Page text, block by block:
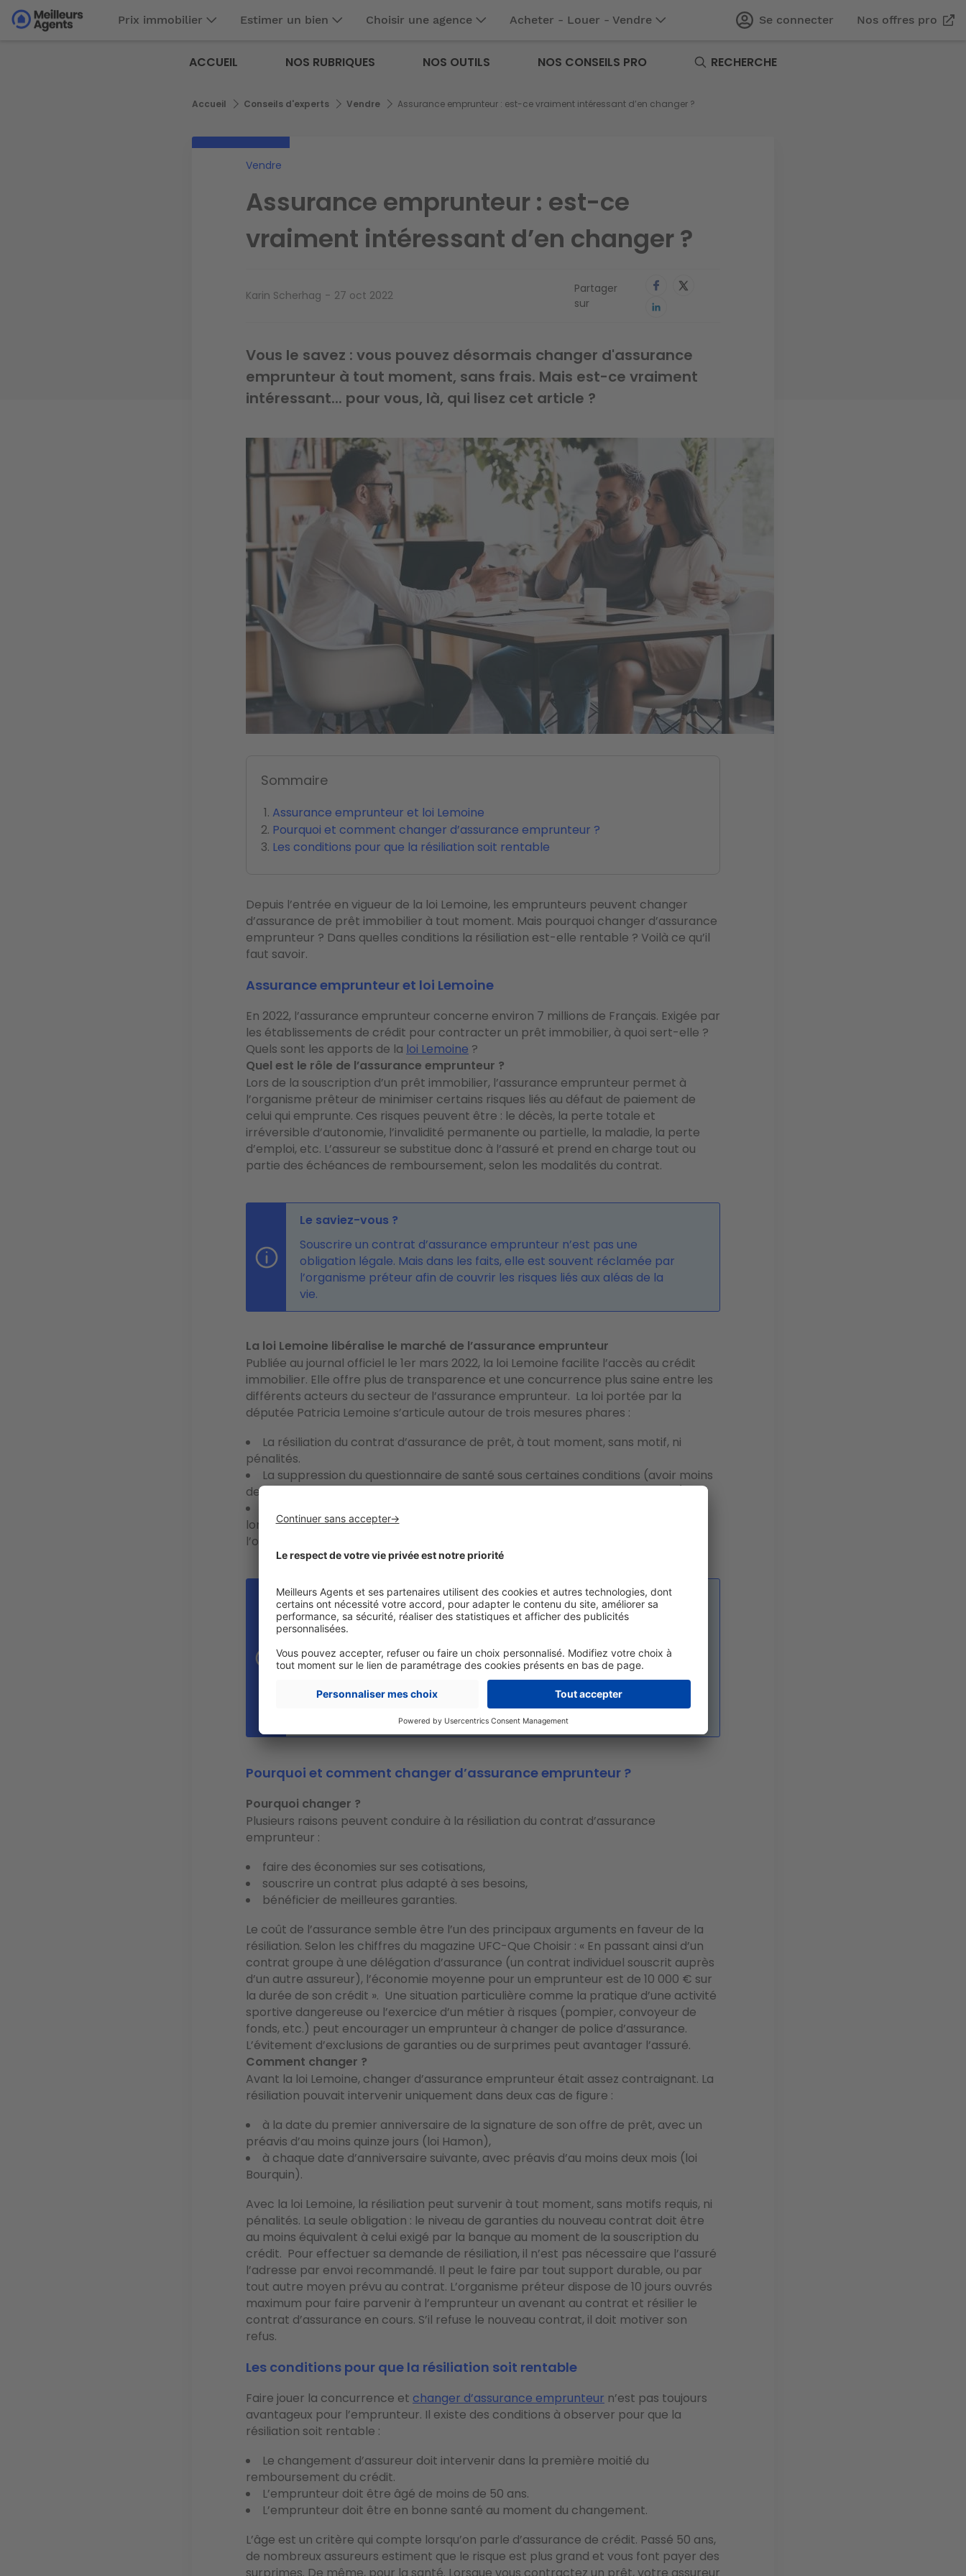
Aller
auAller au
Prix immobilier Estimer un bien Choisir une agence Acheter - Louer - Vendre Se connecter Nos offres pro
ACCUEIL NOS RUBRIQUES NOS OUTILS NOS CONSEILS PRO RECHERCHE
Fil
Accueil Conseils d'experts Vendre Assurance emprunteur : est-ce vraiment intéressant d’en changer ?
Vendre
Assurance emprunteur : est-ce
vraiment intéressant d’en changer ?
Karin Scherhag 27 oct 2022
Partager
sur
Vous le savez : vous pouvez désormais changer d'assurance
emprunteur à tout moment, sans frais. Mais est-ce vraiment
intéressant... pour vous, là, qui lisez cet article ?
Image
Sommaire
Assurance emprunteur et loi Lemoine
Pourquoi et comment changer d’assurance emprunteur ?
Les conditions pour que la résiliation soit rentable
Depuis l’entrée en vigueur de la loi Lemoine, les emprunteurs peuvent changer
d’assurance de prêt immobilier à tout moment. Mais pourquoi changer d’assurance
emprunteur ? Dans quelles conditions la résiliation est-elle rentable ? Voilà ce qu’il
faut savoir.
Assurance emprunteur et loi Lemoine
En 2022, l’assurance emprunteur concerne environ 7 millions de Français. Exigée par
les établissements de crédit pour contracter un prêt immobilier, à quoi sert-elle ?
Quels sont les apports de la loi Lemoine ?
Quel est le rôle de l’assurance emprunteur ?
Lors de la souscription d’un prêt immobilier, l’assurance emprunteur permet à
l’organisme prêteur de minimiser certains risques liés au défaut de paiement de
celui qui emprunte. Ces risques peuvent être : le décès, la perte totale et
irréversible d’autonomie, l’invalidité permanente ou partielle, la maladie, la perte
d’emploi, etc. L’assureur se substitue donc à l’assuré et prend en charge tout ou
partie des échéances de remboursement, selon les modalités du contrat.
Le saviez-vous ?
Souscrire un contrat d’assurance emprunteur n’est pas une
obligation légale. Mais dans les faits, elle est souvent réclamée par
l’organisme préteur afin de couvrir les risques liés aux aléas de la
vie.
La loi Lemoine libéralise le marché de l’assurance emprunteur
Publiée au journal officiel le 1er mars 2022, la loi Lemoine facilite l’accès au crédit
immobilier. Elle offre plus de transparence et une concurrence plus saine entre les
différents acteurs du secteur de l’assurance emprunteur. La loi portée par la
députée Patricia Lemoine s’articule autour de trois mesures phares :
La résiliation du contrat d’assurance de prêt, à tout moment, sans motif, ni
pénalités.
La suppression du questionnaire de santé sous certaines conditions (avoir moins
de 60 ans lors de la souscription et contacter un prêt de moins de 200 000 €).
lorsque la fin du protocole thérapeutique remonte à plus de cinq ans (droit à
l’oubli).
Le saviez-vous ?
Suite à la loi Lemoine, l’organisme préteur a désormais l’obligation
de faire connaître le coût de l’assurance emprunteur sur les huit
premières années du prêt. L’emprunteur peut alors comparer les
coûts de l’assurance sur cette période. Chaque année, l’assureur
doit également rappeler à l’assuré son droit à la résiliation à tout
moment et les modalités de mise en œuvre. Une vraie révolution
sur un marché détenu à 80 % par le secteur bancaire.
Pourquoi et comment changer d’assurance emprunteur ?
Pourquoi changer ?
Plusieurs raisons peuvent conduire à la résiliation du contrat d’assurance
emprunteur :
faire des économies sur ses cotisations,
souscrire un contrat plus adapté à ses besoins,
bénéficier de meilleures garanties.
Le coût de l’assurance semble être l’un des principaux arguments en faveur de la
résiliation. Selon les chiffres du magazine UFC-Que Choisir : « En passant ainsi d’un
contrat groupe à une délégation d’assurance (un contrat individuel souscrit auprès
d’un autre assureur), l’économie moyenne pour un emprunteur est de 10 000 € sur
la durée de son crédit ». Une situation particulière comme la pratique d’une activité
sportive dangereuse ou l’exercice d’un métier à risques (pompier, convoyeur de
fonds, etc.) peut encourager un emprunteur à changer de police d’assurance.
L’évitement d’exclusions de garanties ou de surprimes peut avantager l’assuré.
Comment changer ?
Avant la loi Lemoine, changer d’assurance emprunteur était assez contraignant. La
résiliation pouvait intervenir uniquement dans deux cas de figure :
à la date du premier anniversaire de la signature de son offre de prêt, avec un
préavis d’au moins quinze jours (loi Hamon),
à chaque date d’anniversaire suivante, avec préavis d’au moins deux mois (loi
Bourquin).
Avec la loi Lemoine, la résiliation peut survenir à tout moment, sans motifs requis, ni
pénalités. La seule obligation : le niveau de garanties du nouveau contrat doit être
au moins équivalent à celui exigé par la banque au moment de la souscription du
crédit. Pour effectuer sa demande de résiliation, il n’est pas nécessaire que l’assuré
l’adresse par envoi recommandé. Il peut le faire par tout support durable, ou par
tout autre moyen prévu au contrat. L’organisme préteur dispose de 10 jours ouvrés
maximum pour faire parvenir à l’emprunteur un avenant au contrat et résilier le
contrat d’assurance en cours. S’il refuse le nouveau contrat, il doit motiver son
refus.
Les conditions pour que la résiliation soit rentable
Faire jouer la concurrence et changer d’assurance emprunteur n’est pas toujours
avantageux pour l’emprunteur. Il existe des conditions à observer pour que la
résiliation soit rentable :
Le changement d’assureur doit intervenir dans la première moitié du
remboursement du crédit.
L’emprunteur doit être âgé de moins de 50 ans.
L’emprunteur doit être en bonne santé au moment du changement.
L’âge est un critère qui compte lorsqu’on parle d’assurance de crédit. Passé 50 ans,
de nombreux assureurs estiment que le risque est plus grand et vous font payer des